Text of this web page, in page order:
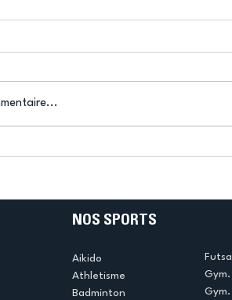
NOS SPORTS
Aikido
Athletisme
Badminton